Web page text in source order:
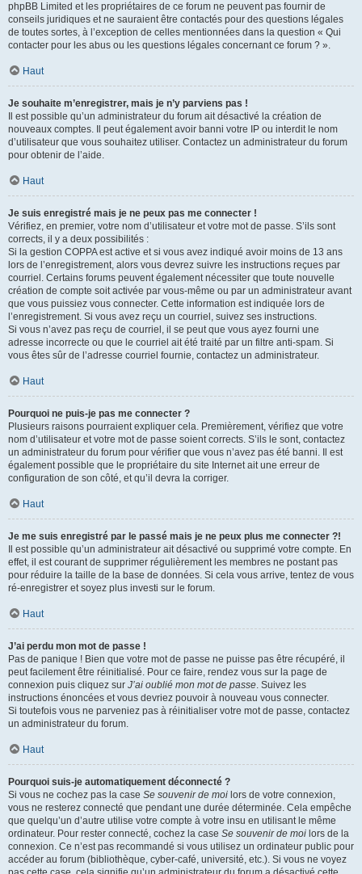
phpBB Limited et les propriétaires de ce forum ne peuvent pas fournir de
conseils juridiques et ne sauraient être contactés pour des questions légales
de toutes sortes, à l’exception de celles mentionnées dans la question « Qui
contacter pour les abus ou les questions légales concernant ce forum ? ».
Haut
Je souhaite m’enregistrer, mais je n’y parviens pas !
Il est possible qu’un administrateur du forum ait désactivé la création de
nouveaux comptes. Il peut également avoir banni votre IP ou interdit le nom
d’utilisateur que vous souhaitez utiliser. Contactez un administrateur du forum
pour obtenir de l’aide.
Haut
Je suis enregistré mais je ne peux pas me connecter !
Vérifiez, en premier, votre nom d’utilisateur et votre mot de passe. S’ils sont
corrects, il y a deux possibilités :
Si la gestion COPPA est active et si vous avez indiqué avoir moins de 13 ans
lors de l’enregistrement, alors vous devrez suivre les instructions reçues par
courriel. Certains forums peuvent également nécessiter que toute nouvelle
création de compte soit activée par vous-même ou par un administrateur avant
que vous puissiez vous connecter. Cette information est indiquée lors de
l’enregistrement. Si vous avez reçu un courriel, suivez ses instructions.
Si vous n’avez pas reçu de courriel, il se peut que vous ayez fourni une
adresse incorrecte ou que le courriel ait été traité par un filtre anti-spam. Si
vous êtes sûr de l’adresse courriel fournie, contactez un administrateur.
Haut
Pourquoi ne puis-je pas me connecter ?
Plusieurs raisons pourraient expliquer cela. Premièrement, vérifiez que votre
nom d’utilisateur et votre mot de passe soient corrects. S’ils le sont, contactez
un administrateur du forum pour vérifier que vous n’avez pas été banni. Il est
également possible que le propriétaire du site Internet ait une erreur de
configuration de son côté, et qu’il devra la corriger.
Haut
Je me suis enregistré par le passé mais je ne peux plus me connecter ?!
Il est possible qu’un administrateur ait désactivé ou supprimé votre compte. En
effet, il est courant de supprimer régulièrement les membres ne postant pas
pour réduire la taille de la base de données. Si cela vous arrive, tentez de vous
ré-enregistrer et soyez plus investi sur le forum.
Haut
J’ai perdu mon mot de passe !
Pas de panique ! Bien que votre mot de passe ne puisse pas être récupéré, il
peut facilement être réinitialisé. Pour ce faire, rendez vous sur la page de
connexion puis cliquez sur J’ai oublié mon mot de passe. Suivez les
instructions énoncées et vous devriez pouvoir à nouveau vous connecter.
Si toutefois vous ne parveniez pas à réinitialiser votre mot de passe, contactez
un administrateur du forum.
Haut
Pourquoi suis-je automatiquement déconnecté ?
Si vous ne cochez pas la case Se souvenir de moi lors de votre connexion,
vous ne resterez connecté que pendant une durée déterminée. Cela empêche
que quelqu’un d’autre utilise votre compte à votre insu en utilisant le même
ordinateur. Pour rester connecté, cochez la case Se souvenir de moi lors de la
connexion. Ce n’est pas recommandé si vous utilisez un ordinateur public pour
accéder au forum (bibliothèque, cyber-café, université, etc.). Si vous ne voyez